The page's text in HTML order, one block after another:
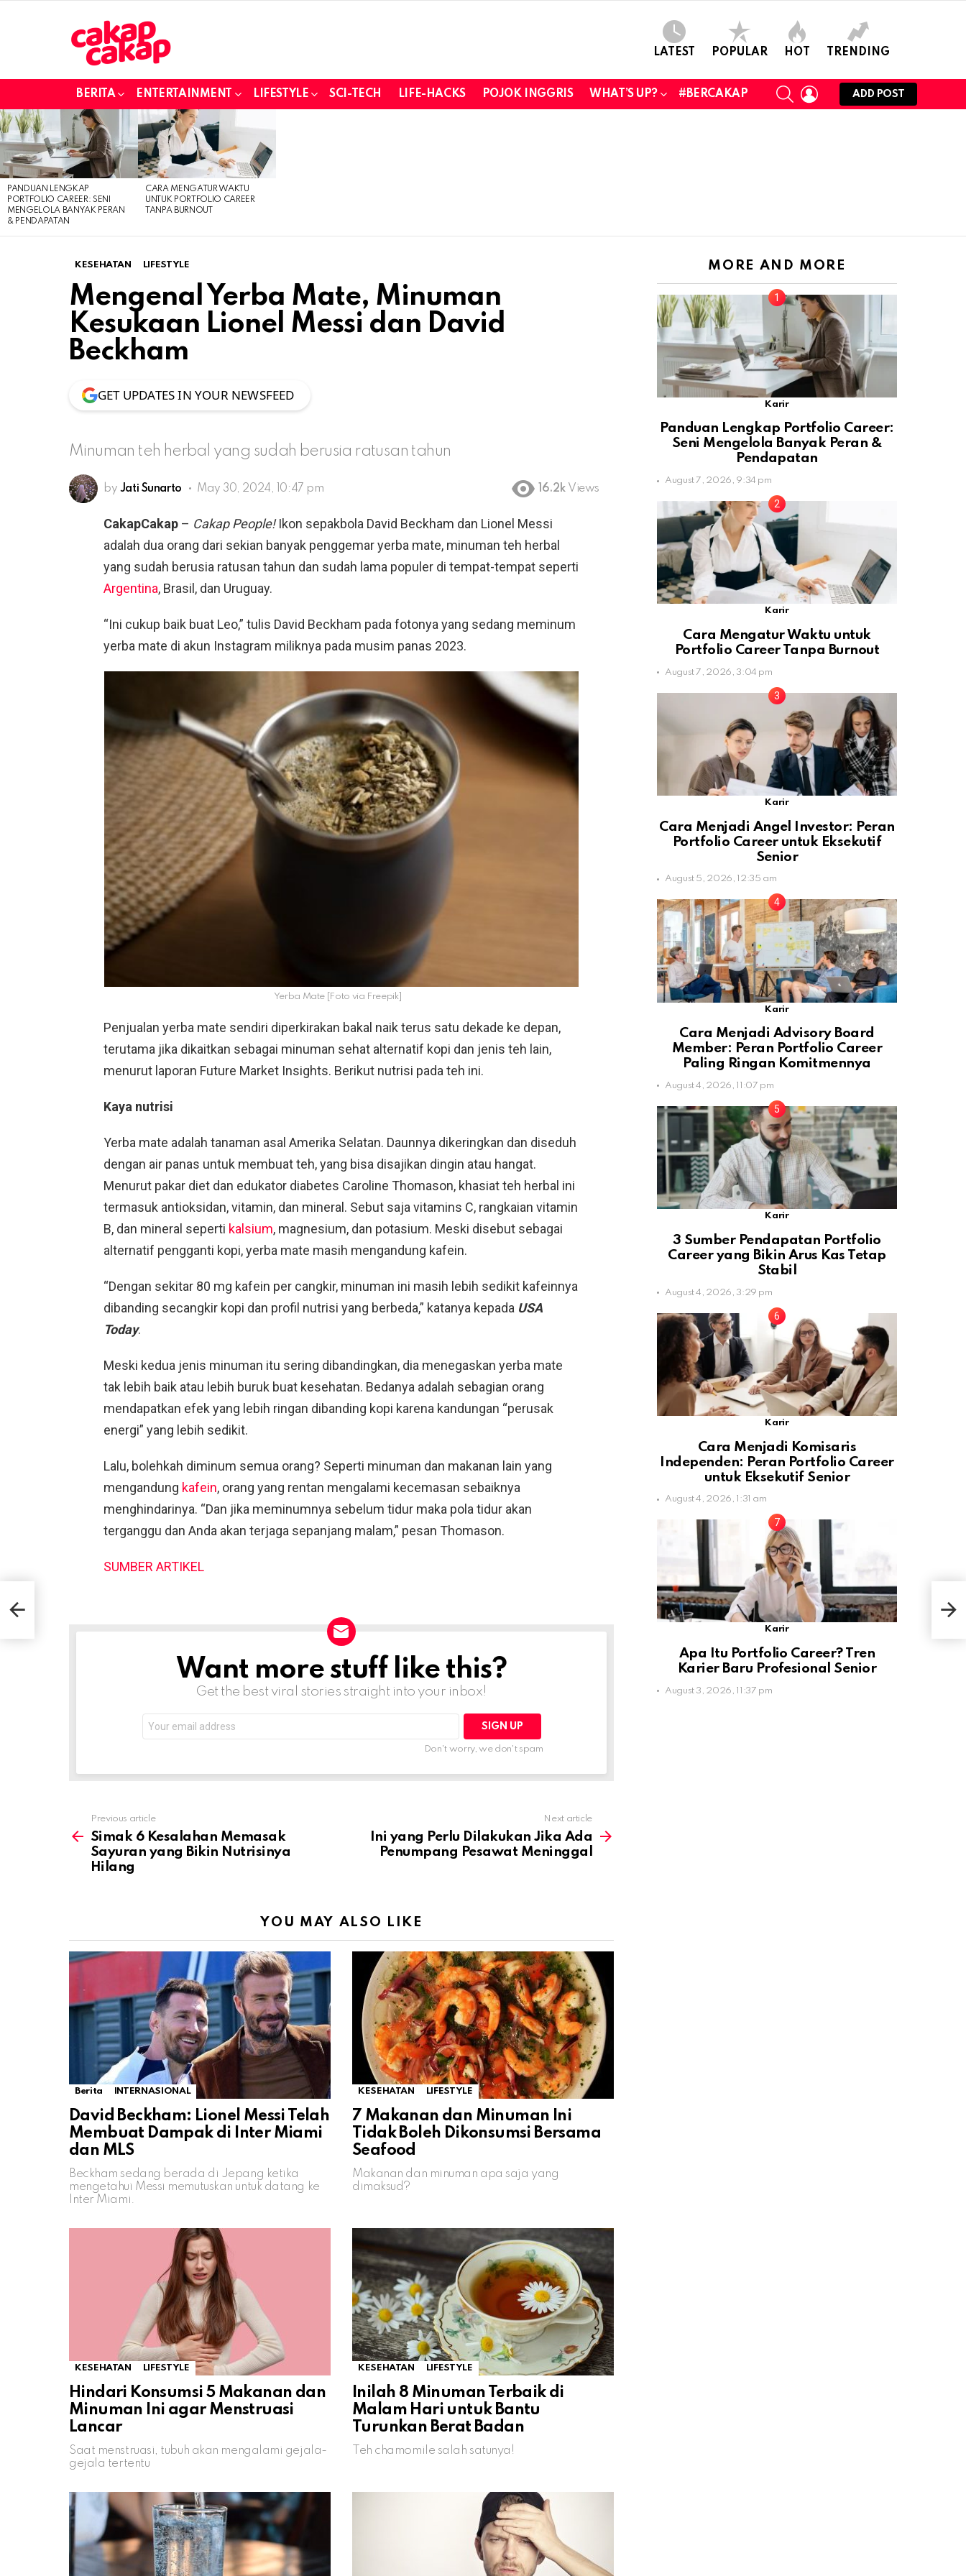
LATEST POPULAR HOT TRENDING
BERITA ENTERTAINMENT LIFESTYLE SCI-TECH LIFE-HACKS POJOK INGGRIS WHAT’S UP? #BERCAKAP
SEARCHLOGIN
ADD POST
LATEST
STORIES
PANDUAN LENGKAP
PORTFOLIO CAREER: SENI
MENGELOLA BANYAK PERAN
& PENDAPATAN
CARA MENGATUR WAKTU
UNTUK PORTFOLIO CAREER
TANPA BURNOUT
KESEHATAN LIFESTYLE
Mengenal Yerba Mate, Minuman
Kesukaan Lionel Messi dan David
Beckham
GET UPDATES IN YOUR NEWSFEED
Minuman teh herbal yang sudah berusia ratusan tahun
by Jati Sunarto May 30, 2024, 10:47 pm 16.2k Views
CakapCakap – Cakap People!Ikon sepakbola David Beckham dan Lionel Messi
adalah dua orang dari sekian banyak penggemar yerba mate, minuman teh herbal
yang sudah berusia ratusan tahun dan sudah lama populer di tempat-tempat seperti
Argentina, Brasil, dan Uruguay.
“Ini cukup baik buat Leo,” tulis David Beckham pada fotonya yang sedang meminum
yerba mate di akun Instagram miliknya pada musim panas 2023.
Yerba Mate [Foto via Freepik]
Penjualan yerba mate sendiri diperkirakan bakal naik terus satu dekade ke depan,
terutama jika dikaitkan sebagai minuman sehat alternatif kopi dan jenis teh lain,
menurut laporan Future Market Insights. Berikut nutrisi pada teh ini.
Kaya nutrisi
Yerba mate adalah tanaman asal Amerika Selatan. Daunnya dikeringkan dan diseduh
dengan air panas untuk membuat teh, yang bisa disajikan dingin atau hangat.
Menurut pakar diet dan edukator diabetes Caroline Thomason, khasiat teh herbal ini
termasuk antioksidan, vitamin, dan mineral. Sebut saja vitamins C, rangkaian vitamin
B, dan mineral seperti kalsium, magnesium, dan potasium. Meski disebut sebagai
alternatif pengganti kopi, yerba mate masih mengandung kafein.
“Dengan sekitar 80 mg kafein per cangkir, minuman ini masih lebih sedikit kafeinnya
dibanding secangkir kopi dan profil nutrisi yang berbeda,” katanya kepada USA
Today.
Meski kedua jenis minuman itu sering dibandingkan, dia menegaskan yerba mate
tak lebih baik atau lebih buruk buat kesehatan. Bedanya adalah sebagian orang
mendapatkan efek yang lebih ringan dibanding kopi karena kandungan “perusak
energi” yang lebih sedikit.
Lalu, bolehkah diminum semua orang? Seperti minuman dan makanan lain yang
mengandung kafein, orang yang rentan mengalami kecemasan sebaiknya
menghindarinya. “Dan jika meminumnya sebelum tidur maka pola tidur akan
terganggu dan Anda akan terjaga sepanjang malam,” pesan Thomason.
SUMBER ARTIKEL
NEWSLETTERWant more stuff like this?
Get the best viral stories straight into your inbox!
address:
Don't worry, we don't spam
more
Previous article
Simak 6 Kesalahan Memasak
Sayuran yang Bikin Nutrisinya
Hilang
Next article
Ini yang Perlu Dilakukan Jika Ada
Penumpang Pesawat Meninggal
YOU MAY ALSO LIKE
Berita INTERNASIONAL
David Beckham: Lionel Messi Telah
Membuat Dampak di Inter Miami
dan MLS
Beckham sedang berada di Jepang ketika
mengetahui Messi memutuskan untuk datang ke
Inter Miami.
KESEHATAN LIFESTYLE
7 Makanan dan Minuman Ini
Tidak Boleh Dikonsumsi Bersama
Seafood
Makanan dan minuman apa saja yang
dimaksud?
KESEHATAN LIFESTYLE
Hindari Konsumsi 5 Makanan dan
Minuman Ini agar Menstruasi
Lancar
Saat menstruasi, tubuh akan mengalami gejala-
gejala tertentu
KESEHATAN LIFESTYLE
Inilah 8 Minuman Terbaik di
Malam Hari untuk Bantu
Turunkan Berat Badan
Teh chamomile salah satunya!
MORE AND MORE
Karir
Panduan Lengkap Portfolio Career:
Seni Mengelola Banyak Peran &
Pendapatan
August 7, 2026, 9:34 pm
Karir
Cara Mengatur Waktu untuk
Portfolio Career Tanpa Burnout
August 7, 2026, 3:04 pm
Karir
Cara Menjadi Angel Investor: Peran
Portfolio Career untuk Eksekutif
Senior
August 5, 2026, 12:35 am
Karir
Cara Menjadi Advisory Board
Member: Peran Portfolio Career
Paling Ringan Komitmennya
August 4, 2026, 11:07 pm
Karir
3 Sumber Pendapatan Portfolio
Career yang Bikin Arus Kas Tetap
Stabil
August 4, 2026, 3:29 pm
Karir
Cara Menjadi Komisaris
Independen: Peran Portfolio Career
untuk Eksekutif Senior
August 4, 2026, 1:31 am
Karir
Apa Itu Portfolio Career? Tren
Karier Baru Profesional Senior
August 3, 2026, 11:37 pm
Ini